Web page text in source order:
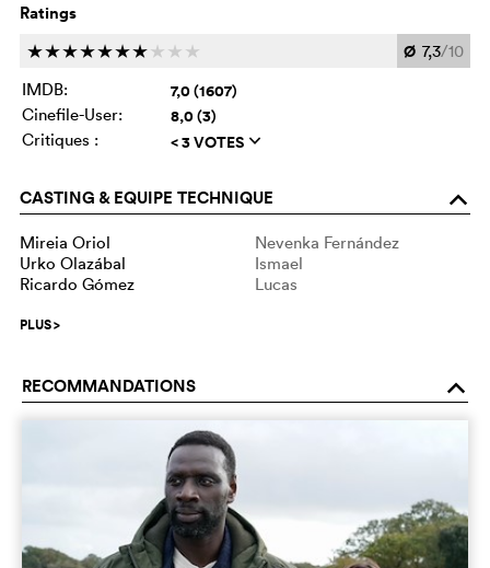
Ratings
ccccccc c c c Ø 7,3/10
IMDB:
7,0 (1607)
Cinefile-User: 8,0 (3)
Critiques : < 3 VOTES q
CASTING & EQUIPE TECHNIQUE o
Mireia Oriol
Nevenka Fernández
Urko Olazábal
Ismael
Ricardo Gómez
Lucas
PLUS>
RECOMMANDATIONS o